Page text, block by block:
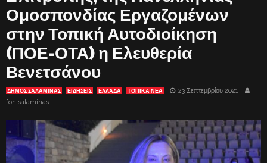
Ομοσπονδίας Εργαζομένων
στην Τοπική Αυτοδιοίκηση
(ΠΟΕ-ΟΤΑ) η Ελευθερία
Βενετσάνου
ΔΗΜΟΣ ΣΑΛΑΜΙΝΑΣ ΕΙΔΗΣΕΙΣ ΕΛΛΑΔΑ ΤΟΠΙΚΑ ΝΕΑ
23 Σεπτεμβρίου 2021
fonisalaminas